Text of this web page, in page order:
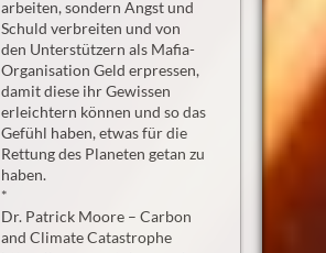
arbeiten, sondern Angst und
Schuld verbreiten und von
den Unterstützern als Mafia-
Organisation Geld erpressen,
damit diese ihr Gewissen
erleichtern können und so das
Gefühl haben, etwas für die
Rettung des Planeten getan zu
haben.
*
Dr. Patrick Moore – Carbon
and Climate Catastrophe